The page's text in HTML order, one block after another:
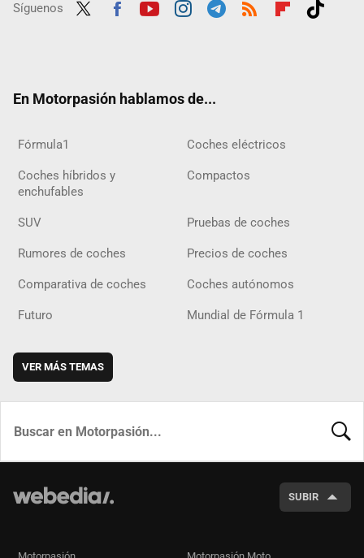
Síguenos
En Motorpasión hablamos de...
Fórmula1 Coches eléctricos
Coches híbridos y
enchufables
Compactos
SUV Pruebas de coches
Rumores de coches Precios de coches
Comparativa de coches Coches autónomos
Futuro Mundial de Fórmula 1
VER MÁS TEMAS
SUBIR